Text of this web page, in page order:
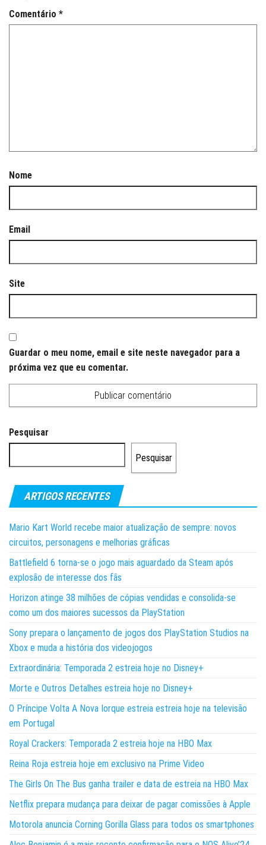
Comentário *
Nome
Email
Site
Guardar o meu nome, email e site neste navegador para a
próxima vez que eu comentar.
Pesquisar
Pesquisar
ARTIGOS RECENTES
Mario Kart World recebe maior atualização de sempre: novos
circuitos, personagens e melhorias gráficas
Battlefield 6 torna-se o jogo mais aguardado da Steam após
explosão de interesse dos fãs
Horizon atinge 38 milhões de cópias vendidas e consolida-se
como um dos maiores sucessos da PlayStation
Sony prepara o lançamento de jogos dos PlayStation Studios na
Xbox e muda a história dos videojogos
Extraordinária: Temporada 2 estreia hoje no Disney+
Morte e Outros Detalhes estreia hoje no Disney+
O Príncipe Volta A Nova Iorque estreia estreia hoje na televisão
em Portugal
Royal Crackers: Temporada 2 estreia hoje na HBO Max
Reina Roja estreia hoje em exclusivo na Prime Video
The Girls On The Bus ganha trailer e data de estreia na HBO Max
Netflix prepara mudança para deixar de pagar comissões à Apple
Motorola anuncia Corning Gorilla Glass para todos os smartphones